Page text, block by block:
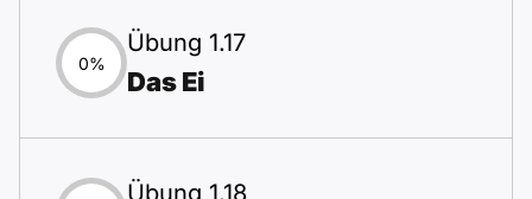
0%
Übung 1.17
Das Ei
Übung 1.18